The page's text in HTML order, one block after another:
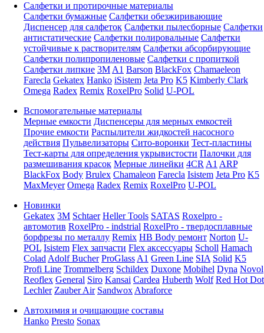
Салфетки и протирочные материалы
Салфетки бумажные Салфетки обезжиривающие
Диспенсер для салфеток Салфетки пылесборные Салфетки
антистатические Салфетки полировальные Салфетки
устойчивые к растворителям Салфетки абсорбирующие
Салфетки полипропиленовые Салфетки с пропиткой
Салфетки липкие 3M A1 Barson BlackFox Chamaeleon
Farecla Gekatex Hanko iSistem Jeta Pro K5 Kimberly Clark
Omega Radex Remix RoxelPro Solid U-POL
Вспомогательные материалы
Мерные емкости Диспенсеры для мерных емкостей
Прочие емкости Распылители жидкостей насосного
действия Пульвелизаторы Сито-воронки Тест-пластины
Тест-карты для определения укрывистости Палочки для
размешивания красок Мерные линейки 4CR A1 ARP
BlackFox Body Brulex Chamaleon Farecla Isistem Jeta Pro K5
MaxMeyer Omega Radex Remix RoxelPro U-POL
Новинки
Gekatex 3M Schtaer Heller Tools SATAS Roxelpro -
автомотив RoxelPro - indstrial RoxelPro - твердосплавные
борфрезы по металлу Remix HB Body ремонт Norton U-
POL Isistem Flex запчасти Flex аксессуары Scholl Hamach
Colad Adolf Bucher ProGlass A1 Green Line SIA Solid K5
Profi Line Trommelberg Schildex Duxone Mobihel Dyna Novol
Reoflex General Siro Kansai Cardea Huberth Wolf Red Hot Dot
Lechler Zauber Air Sandwox Abraforce
Автохимия и очищающие составы
Hanko Presto Sonax